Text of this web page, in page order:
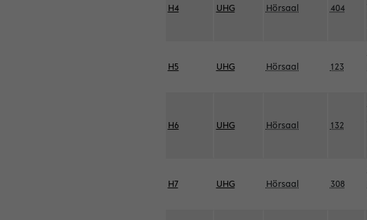
H4 UHG Hörsaal 404
H5 UHG Hörsaal 123
H6 UHG Hörsaal 132
H7 UHG Hörsaal 308